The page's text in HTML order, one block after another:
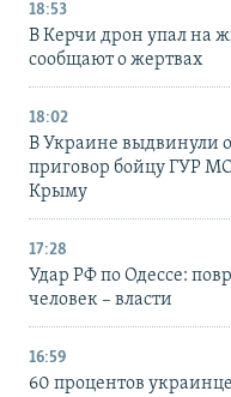
18:53
В Керчи дрон упал на
сообщают о жертвах
18:02
В Украине выдвинули
приговор бойцу ГУР
Крыму
17:28
Удар РФ по Одессе:
человек – власти
16:59
60 процентов